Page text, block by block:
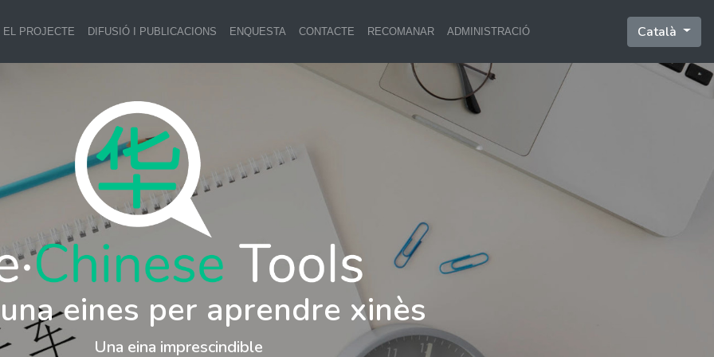
EL PROJECTE DIFUSIÓ I PUBLICACIONS ENQUESTA CONTACTE RECOMANAR ADMINISTRACIÓ Català
eines per aprendre xinès
Una eina imprescindible